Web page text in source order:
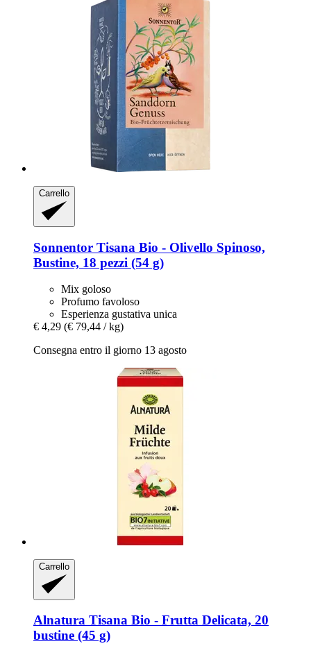
Carrello
Sonnentor Tisana Bio -​ Olivello Spinoso,
Bustine, 18 pezzi (54 g)
Mix goloso
Profumo favoloso
Esperienza gustativa unica
€ 4,29 (€ 79,44 / kg)
Consegna entro il giorno 13 agosto
Carrello
Alnatura Tisana Bio -​ Frutta Delicata, 20
bustine (45 g)